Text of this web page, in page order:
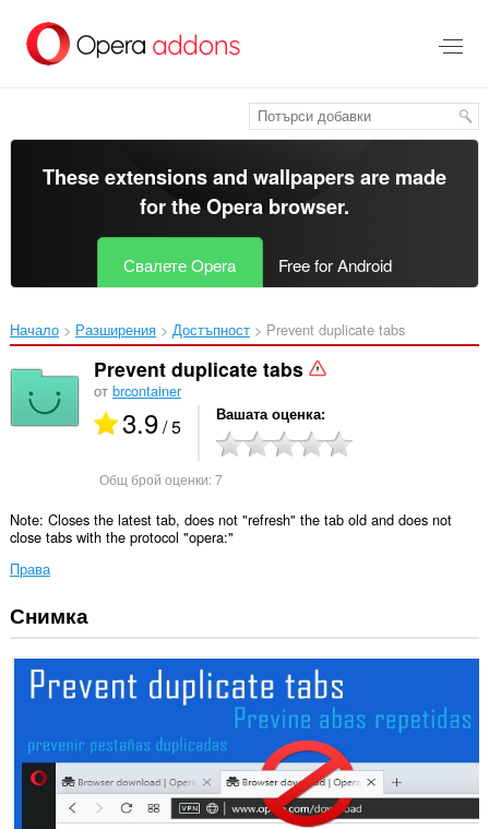
главното
съдържание
These extensions and wallpapers are made
for theOpera browser.
Свалете Opera Free for Android
Начало Разширения Достъпност Prevent duplicate tabs‎
Prevent duplicate tabs
от brcontainer
3.9/ 5 Вашата оценка
Общ брой оценки:7
Note: Closes the latest tab, does not "refresh" the tab old and does not
close tabs with the protocol "opera:"
Права
Това
разширение
осъществява
достъп
разделите
дейността
сърфиране.
Снимка